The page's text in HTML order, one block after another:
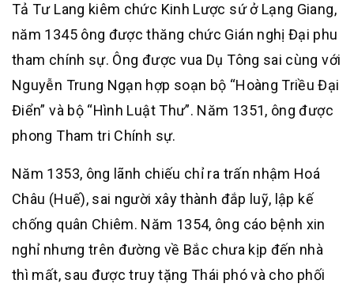
Tả Tư Lang kiêm chức Kinh Lược sứ ở Lạng Giang,
năm 1345 ông được thăng chức Gián nghị Đại phu
tham chính sự. Ông được vua Dụ Tông sai cùng với
Nguyễn Trung Ngạn hợp soạn bộ “Hoàng Triều Đại
Điển” và bộ “Hình Luật Thư”. Năm 1351, ông được
phong Tham tri Chính sự.
Năm 1353, ông lãnh chiếu chỉ ra trấn nhậm Hoá
Châu (Huế), sai người xây thành đắp luỹ, lập kế
chống quân Chiêm. Năm 1354, ông cáo bệnh xin
nghỉ nhưng trên đường về Bắc chưa kịp đến nhà
thì mất, sau được truy tặng Thái phó và cho phối